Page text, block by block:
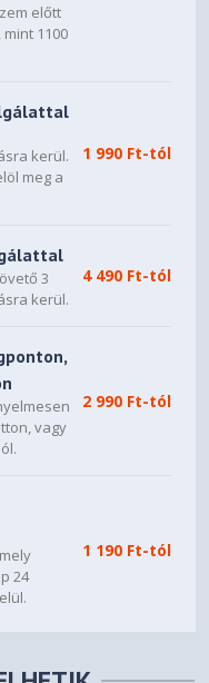
előtt
1100
kerül.
meg a
1 990 Ft-tól
3
kerül.
4 490 Ft-tól
vagy
2 990 Ft-tól
24
1 190 Ft-tól